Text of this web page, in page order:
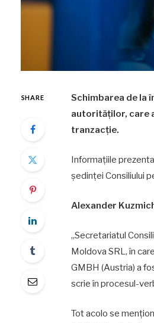
SHARE
Schimbarea de la
autorităților, care
tranzacție.
Informaţiile
ședinței Consiliului
Alexander
„Secretariatul
Moldova SRL, în
GMBH (Austria) a
scrie în procesul-
Tot acolo se